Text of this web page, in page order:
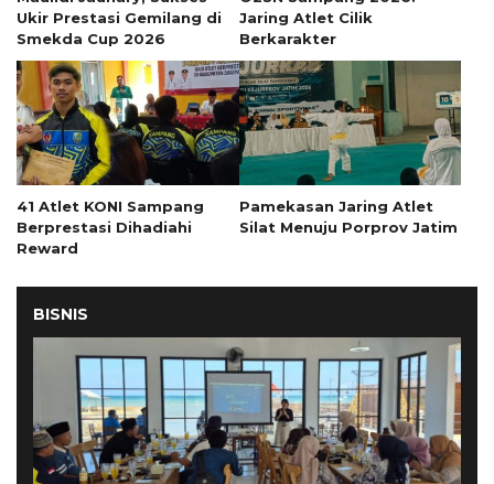
Ukir Prestasi Gemilang di
Smekda Cup 2026
Jaring Atlet Cilik
Berkarakter
41 Atlet KONI Sampang
Berprestasi Dihadiahi
Reward
Pamekasan Jaring Atlet
Silat Menuju Porprov Jatim
BISNIS